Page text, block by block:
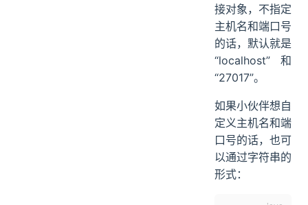
接对象，不指定
主机名和端口号
的话，默认就是
“localhost”和
“27017”。
如果小伙伴想自
定义主机名和端
口号的话，也可
以通过字符串的
形式：